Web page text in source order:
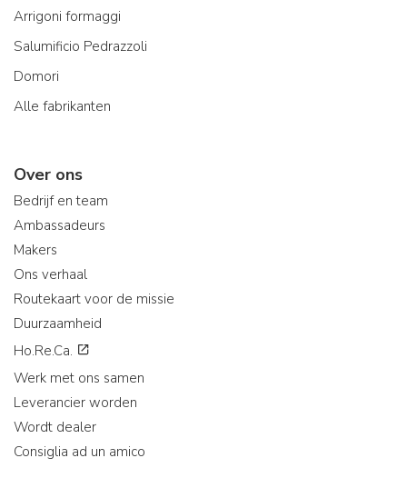
Arrigoni formaggi
Salumificio Pedrazzoli
Domori
Alle fabrikanten
Over ons
Bedrijf en team
Ambassadeurs
Makers
Ons verhaal
Routekaart voor de missie
Duurzaamheid
Ho.Re.Ca.
Werk met ons samen
Leverancier worden
Wordt dealer
Consiglia ad un amico